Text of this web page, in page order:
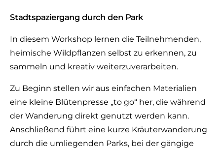
Stadtspaziergang durch den Park
In diesem Workshop lernen die Teilnehmenden,
heimische Wildpflanzen selbst zu erkennen, zu
sammeln und kreativ weiterzuverarbeiten.
Zu Beginn stellen wir aus einfachen Materialien
eine kleine Blütenpresse „to go“ her, die während
der Wanderung direkt genutzt werden kann.
Anschließend führt eine kurze Kräuterwanderung
durch die umliegenden Parks, bei der gängige